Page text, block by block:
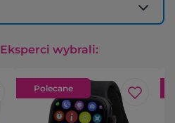
Eksperci wybrali:
Polecane